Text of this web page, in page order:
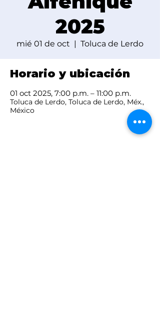
2025
mié 01 de oct
  |
Toluca de Lerdo
Horario y ubicación
01 oct 2025, 7:00 p.m. – 11:00 p.m.
Toluca de Lerdo, Toluca de Lerdo, Méx.,
México